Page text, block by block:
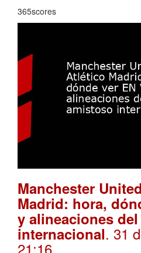
365scores
Manchester
Madrid: hora,
y alineaciones
internacional. 31
21:16